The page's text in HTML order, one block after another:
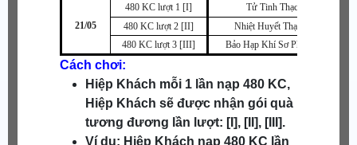
21/05
480 KC lượt 1 [I]
Tử Tinh Thạch
480 KC lượt 2 [II]
Nhiệt Huyết Thạch B
480 KC lượt 3 [III]
Bảo Hạp Khí Sơ Phụng S
Cách chơi:
Hiệp Khách mỗi 1 lần nạp 480 KC,
Hiệp Khách sẽ được nhận gói quà
tương đương lần lượt: [I], [II], [III].
Ví dụ: Hiệp Khách nạp 480 KC lần